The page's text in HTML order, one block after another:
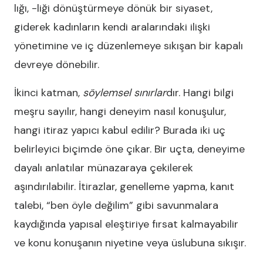
lığı, -liği dönüştürmeye dönük bir siyaset,
giderek kadınların kendi aralarındaki ilişki
yönetimine ve iç düzenlemeye sıkışan bir kapalı
devreye dönebilir.
İkinci katman, söylemsel sınırlardır. Hangi bilgi
meşru sayılır, hangi deneyim nasıl konuşulur,
hangi itiraz yapıcı kabul edilir? Burada iki uç
belirleyici biçimde öne çıkar. Bir uçta, deneyime
dayalı anlatılar münazaraya çekilerek
aşındırılabilir. İtirazlar, genelleme yapma, kanıt
talebi, “ben öyle değilim” gibi savunmalara
kaydığında yapısal eleştiriye fırsat kalmayabilir
ve konu konuşanın niyetine veya üslubuna sıkışır.